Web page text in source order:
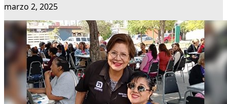
marzo 2, 2025